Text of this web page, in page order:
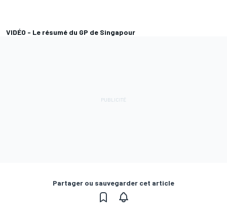
VIDÉO - Le résumé du GP de Singapour
Partager ou sauvegarder cet article